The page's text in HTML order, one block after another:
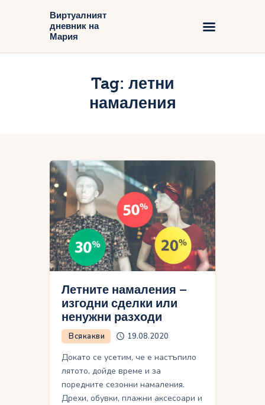
Виртуалният
дневник на
Мария
Tag: летни
намаления
Виртуалният дневник на Мария
Летните намаления –
изгодни сделки или
ненужни разходи
Всякакви 19.08.2020
Докато се усетим, че е настъпило
лятото, дойде време и за
поредните сезонни намаления.
Дрехи, обувки, плажни аксесоари и